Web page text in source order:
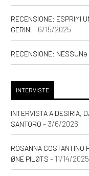
RECENSIONE: ESPRIMI
GERINI - 6/15/2025
RECENSIONE: NESSUNƏ
INTERVISTE
INTERVISTA A DESIRIA,
SANTORO - 3/6/2026
ROSANNA COSTANTINO
ØNE PILØTS - 11/14/2025